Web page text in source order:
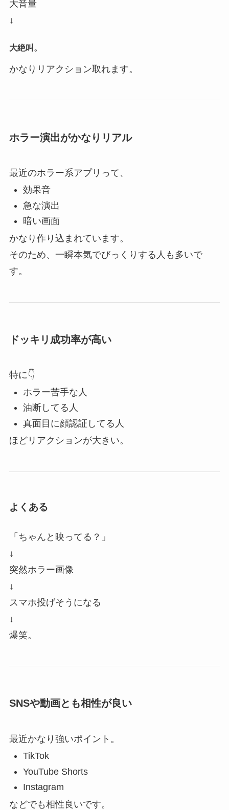
大音量
↓
大絶叫。
かなりリアクション取れます。
ホラー演出がかなりリアル
最近のホラー系アプリって、
効果音
急な演出
暗い画面
かなり作り込まれています。
そのため、一瞬本気でびっくりする人も多いで
す。
ドッキリ成功率が高い
特に👇
ホラー苦手な人
油断してる人
真面目に顔認証してる人
ほどリアクションが大きい。
よくある
「ちゃんと映ってる？」
↓
突然ホラー画像
↓
スマホ投げそうになる
↓
爆笑。
SNSや動画とも相性が良い
最近かなり強いポイント。
TikTok
YouTube Shorts
Instagram
などでも相性良いです。